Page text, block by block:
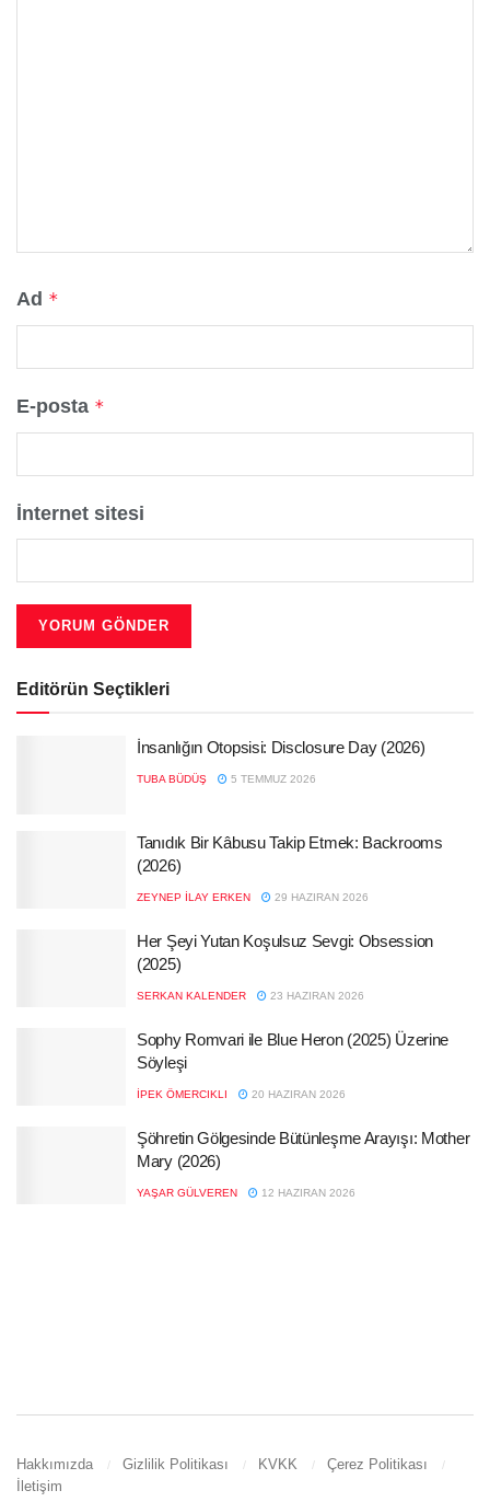
Ad *
E-posta *
İnternet sitesi
Editörün Seçtikleri
İnsanlığın Otopsisi: Disclosure Day (2026)
TUBA BÜDÜŞ 5 TEMMUZ 2026
Tanıdık Bir Kâbusu Takip Etmek: Backrooms
(2026)
ZEYNEP İLAY ERKEN 29 HAZIRAN 2026
Her Şeyi Yutan Koşulsuz Sevgi: Obsession
(2025)
SERKAN KALENDER 23 HAZIRAN 2026
Sophy Romvari ile Blue Heron (2025) Üzerine
Söyleşi
İPEK ÖMERCIKLI 20 HAZIRAN 2026
Şöhretin Gölgesinde Bütünleşme Arayışı: Mother
Mary (2026)
YAŞAR GÜLVEREN 12 HAZIRAN 2026
Hakkımızda Gizlilik Politikası KVKK
Çerez Politikası
İletişim